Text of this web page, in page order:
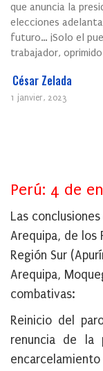
que anuncia la
elecciones
futuro… ¡Solo el
trabajador,
César Zelada
1 janvier, 2023
Perú: 4 de
Las
Arequipa, de los
Región Sur
Arequipa,
combativas:
Reinicio del
renuncia de la